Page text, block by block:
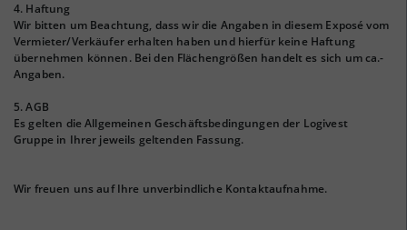
4. Haftung
Wir bitten um Beachtung, dass wir die Angaben in diesem Exposé vom
Vermieter/Verkäufer erhalten haben und hierfür keine Haftung
übernehmen können. Bei den Flächengrößen handelt es sich um ca.-
Angaben.
5. AGB
Es gelten die Allgemeinen Geschäftsbedingungen der Logivest
Gruppe in Ihrer jeweils geltenden Fassung.
Wir freuen uns auf Ihre unverbindliche Kontaktaufnahme.